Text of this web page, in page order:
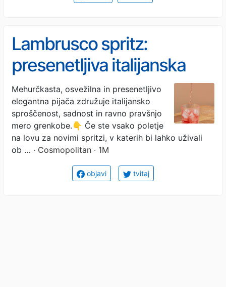
Lambrusco spritz:
presenetljiva italijanska
različica spritza, ki jo letos
odkrivajo ljubitelji
aperitivov
Mehurčkasta, osvežilna in presenetljivo
elegantna pijača združuje italijansko
sproščenost, sadnost in ravno pravšnjo
mero grenkobe.👇 Če ste vsako poletje
na lovu za novimi spritzi, v katerih bi lahko uživali
ob … · Cosmopolitan · 1M
objavi tvitaj